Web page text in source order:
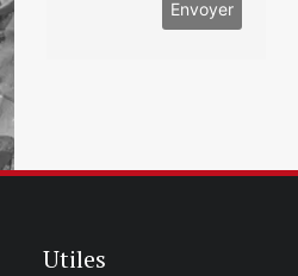
Utiles